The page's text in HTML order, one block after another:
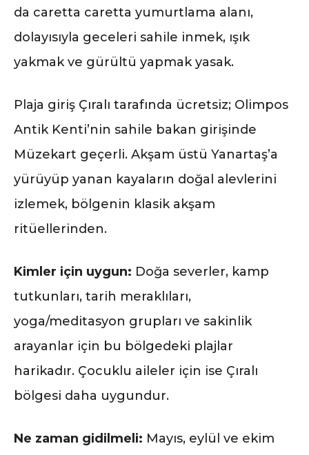
da caretta caretta yumurtlama alanı,
dolayısıyla geceleri sahile inmek, ışık
yakmak ve gürültü yapmak yasak.
Plaja giriş Çıralı tarafında ücretsiz; Olimpos
Antik Kenti’nin sahile bakan girişinde
Müzekart geçerli. Akşam üstü Yanartaş’a
yürüyüp yanan kayaların doğal alevlerini
izlemek, bölgenin klasik akşam
ritüellerinden.
Kimler için uygun: Doğa severler, kamp
tutkunları, tarih meraklıları,
yoga/meditasyon grupları ve sakinlik
arayanlar için bu bölgedeki plajlar
harikadır. Çocuklu aileler için ise Çıralı
bölgesi daha uygundur.
Ne zaman gidilmeli: Mayıs, eylül ve ekim